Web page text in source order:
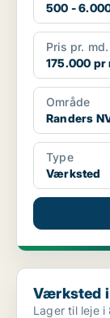
500 -
Pris pr. md.
175.000 pr
Område
Randers
Type
Værksted
Værksted i
Værksted i
Lager til leje i